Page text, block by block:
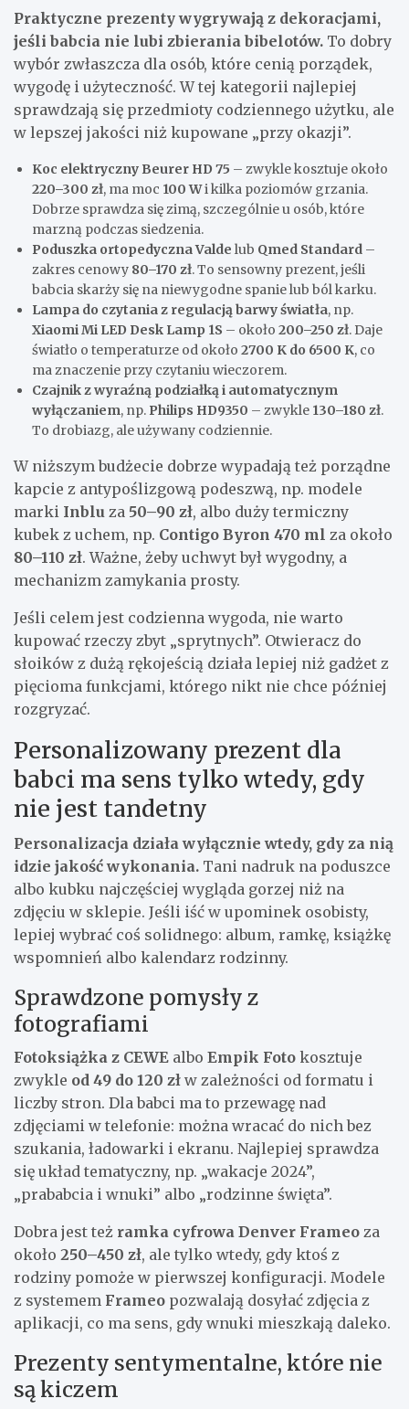
Praktyczne prezenty wygrywają z dekoracjami,
jeśli babcia nie lubi zbierania bibelotów. To dobry
wybór zwłaszcza dla osób, które cenią porządek,
wygodę i użyteczność. W tej kategorii najlepiej
sprawdzają się przedmioty codziennego użytku, ale
w lepszej jakości niż kupowane „przy okazji”.
Koc elektryczny Beurer HD 75 – zwykle kosztuje około
220–300 zł, ma moc 100 Wi kilka poziomów grzania.
Dobrze sprawdza się zimą, szczególnie u osób, które
marzną podczas siedzenia.
Poduszka ortopedyczna Valde lub Qmed Standard –
zakres cenowy 80–170 zł. To sensowny prezent, jeśli
babcia skarży się na niewygodne spanie lub ból karku.
Lampa do czytania z regulacją barwy światła, np.
Xiaomi Mi LED Desk Lamp 1S – około 200–250 zł. Daje
światło o temperaturze od około 2700 K do 6500 K, co
ma znaczenie przy czytaniu wieczorem.
Czajnik z wyraźną podziałką i automatycznym
wyłączaniem, np. Philips HD9350 – zwykle 130–180 zł.
To drobiazg, ale używany codziennie.
W niższym budżecie dobrze wypadają też porządne
kapcie z antypoślizgową podeszwą, np. modele
marki Inblu za 50–90 zł, albo duży termiczny
kubek z uchem, np. Contigo Byron 470 ml za około
80–110 zł. Ważne, żeby uchwyt był wygodny, a
mechanizm zamykania prosty.
Jeśli celem jest codzienna wygoda, nie warto
kupować rzeczy zbyt „sprytnych”. Otwieracz do
słoików z dużą rękojeścią działa lepiej niż gadżet z
pięcioma funkcjami, którego nikt nie chce później
rozgryzać.
Personalizowany prezent dla
babci ma sens tylko wtedy, gdy
nie jest tandetny
Personalizacja działa wyłącznie wtedy, gdy za nią
idzie jakość wykonania. Tani nadruk na poduszce
albo kubku najczęściej wygląda gorzej niż na
zdjęciu w sklepie. Jeśli iść w upominek osobisty,
lepiej wybrać coś solidnego: album, ramkę, książkę
wspomnień albo kalendarz rodzinny.
Sprawdzone pomysły z
fotografiami
Fotoksiążka z CEWE albo Empik Foto kosztuje
zwykle od 49 do 120 zł w zależności od formatu i
liczby stron. Dla babci ma to przewagę nad
zdjęciami w telefonie: można wracać do nich bez
szukania, ładowarki i ekranu. Najlepiej sprawdza
się układ tematyczny, np. „wakacje 2024”,
„prababcia i wnuki” albo „rodzinne święta”.
Dobra jest też ramka cyfrowa Denver Frameo za
około 250–450 zł, ale tylko wtedy, gdy ktoś z
rodziny pomoże w pierwszej konfiguracji. Modele
z systemem Frameo pozwalają dosyłać zdjęcia z
aplikacji, co ma sens, gdy wnuki mieszkają daleko.
Prezenty sentymentalne, które nie
są kiczem